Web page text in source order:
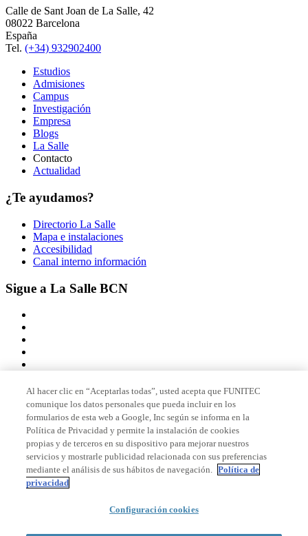
Calle de Sant Joan de La Salle, 42
08022 Barcelona
España
Tel. (+34) 932902400
Estudios
Admisiones
Campus
Investigación
Empresa
Blogs
La Salle
Contacto
Actualidad
¿Te ayudamos?
Directorio La Salle
Mapa e instalaciones
Accesibilidad
Canal interno información
Sigue a La Salle BCN
Miembro de
Acreditaciones
© 2026 La Salle Campus Barcelona - URL |
Al hacer clic en “Aceptarlas todas”, usted acepta que FUNITEC
comunique los datos personales que pueda incluir en los
formularios de esta web a Google, Inc según se informa en la
Política de Privacidad y permite la instalación de cookies
propias y de terceros en su dispositivo para mejorar nuestros
servicios y mostrarle publicidad relacionada con sus preferencias
mediante el análisis de sus hábitos de navegación. Política de
privacidad
Configuración cookies